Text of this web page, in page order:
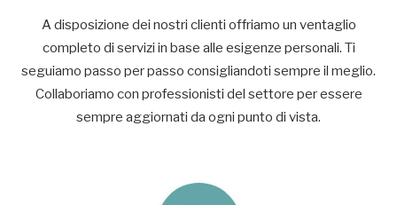
A disposizione dei nostri clienti offriamo un ventaglio
completo di servizi in base alle esigenze personali. Ti
seguiamo passo per passo consigliandoti sempre il meglio.
Collaboriamo con professionisti del settore per essere
sempre aggiornati da ogni punto di vista.